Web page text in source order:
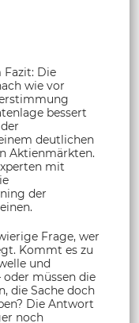
Die
wie vor
bessert
deutlichen
Aktienmärkten.
mit
der
Frage, wer
Kommt es zu
und
müssen die
die Sache doch
Die Antwort
noch